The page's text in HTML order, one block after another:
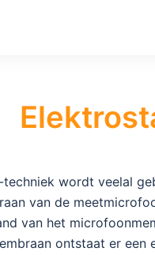
wordt veelal
van de
van het
ontstaat er